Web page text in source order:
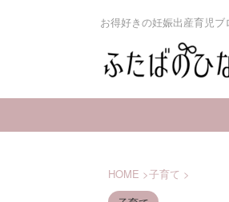
お得好きの妊娠出産育児ブ
HOME >子育て >